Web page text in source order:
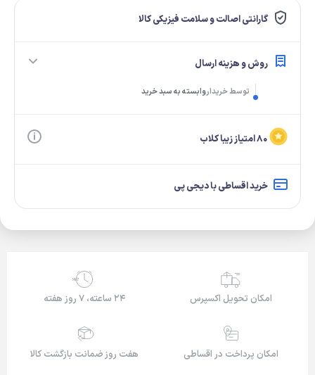
گارانتی اصالت و سلامت فیزیکی کالا
روش و هزینه ارسال
توسط خریداروابسته به سبد خرید
۸۰ امتیاز زیبا کلاب
خرید اقساطی با دیجی پی
امکان تحویل اکسپرس
24/7
۲۴ ساعته، ۷ روز هفته
امکان پرداخت در اقساطی هفت روز ضمانت بازگشت کالا